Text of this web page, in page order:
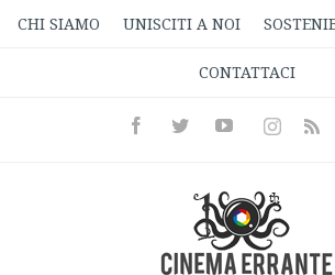
CHI SIAMO UNISCITI A NOI
CONTATTACI
FacebookTwitterYoutubeInstagramRss